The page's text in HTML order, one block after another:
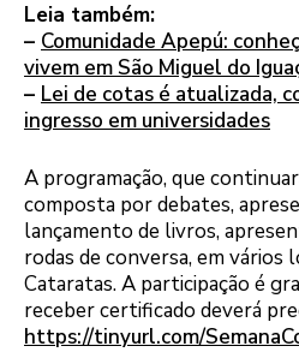
Leia também:
– Comunidade Apepú:
vivem em São Miguel do
– Lei de cotas é atualizada,
ingresso em universidades
A programação, que
composta por debates,
lançamento de livros,
rodas de conversa, em vários
Cataratas. A participação é
receber certificado deverá
https://tinyurl.com/